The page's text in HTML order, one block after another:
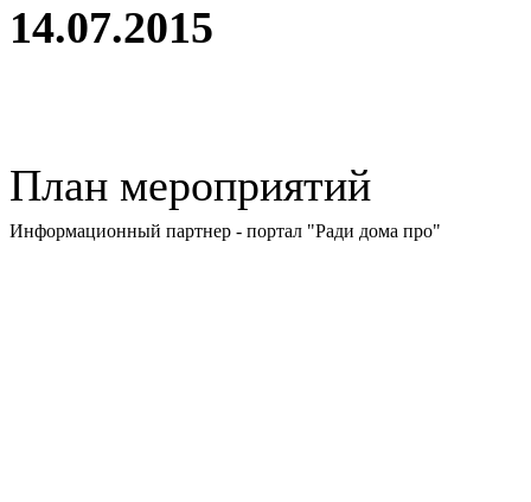
14.07.2015
План мероприятий
Информационный партнер - портал "Ради дома про"